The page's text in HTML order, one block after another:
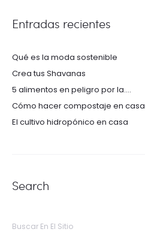
Entradas recientes
Qué es la moda sostenible
Crea tus Shavanas
5 alimentos en peligro por la….
Cómo hacer compostaje en casa
El cultivo hidropónico en casa
Search